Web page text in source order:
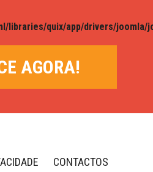
libraries/quix/app/drivers/joomla/
AGORA!
CONTACTOS